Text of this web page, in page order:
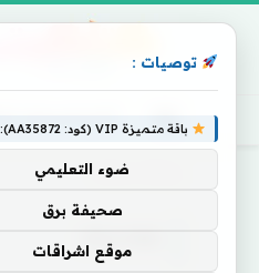
أخبار السينما،
Home
KILLING
توصيات :
باقة متميزة VIP (كود: AA35872):
ضوء التعليمي
صحيفة برق
موقع اشراقات